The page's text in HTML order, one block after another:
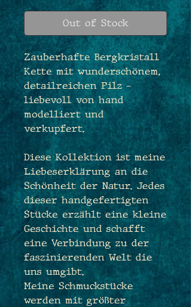
Out of Stock
Zauberhafte Bergkristall
Kette mit wunderschönem,
detailreichen Pilz -
liebevoll von hand
modelliert und
verkupfert.
Diese Kollektion ist meine
Liebeserklärung an die
Schönheit der Natur. Jedes
dieser handgefertigten
Stücke erzählt eine kleine
Geschichte und schafft
eine Verbindung zu der
faszinierenden Welt die
uns umgibt.
Meine Schmuckstücke
werden mit größter